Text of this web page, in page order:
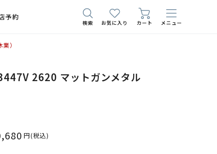
予約
検索 お気に入り カート メニュー
）
2620 マットガンメタル
円(税込)